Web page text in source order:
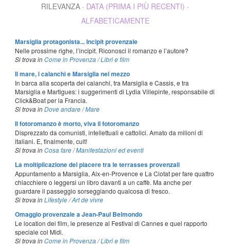
RILEVANZA · DATA (PRIMA I PIÙ RECENTI) ·
ALFABETICAMENTE
Marsiglia protagonista... Incipit provenzale
Nelle prossime righe, l’incipit. Riconosci il romanzo e l’autore?
Si trova in Come in Provenza /Libri e film
Il mare, i calanchi e Marsiglia nel mezzo
In barca alla scoperta dei calanchi, tra Marsiglia e Cassis, e tra
Marsiglia e Martigues: i suggerimenti di Lydia Villepinte, responsabile di
Click&Boat per la Francia.
Si trova in Dove andare /Mare
Il fotoromanzo è morto, viva il fotoromanzo
Disprezzato da comunisti, intellettuali e cattolici. Amato da milioni di
italiani. E, finalmente, cult!
Si trova in Cosa fare /Manifestazioni ed eventi
La moltiplicazione del piacere tra le terrasses provenzali
Appuntamento a Marsiglia, Aix-en-Provence e La Ciotat per fare quattro
chiacchiere o leggersi un libro davanti a un caffè. Ma anche per
guardare il passeggio sorseggiando qualcosa di fresco.
Si trova in Lifestyle /Art de vivre
Omaggio provenzale a Jean-Paul Belmondo
Le location dei film, le presenze al Festival di Cannes e quel rapporto
speciale col Midi.
Si trova in Come in Provenza /Libri e film